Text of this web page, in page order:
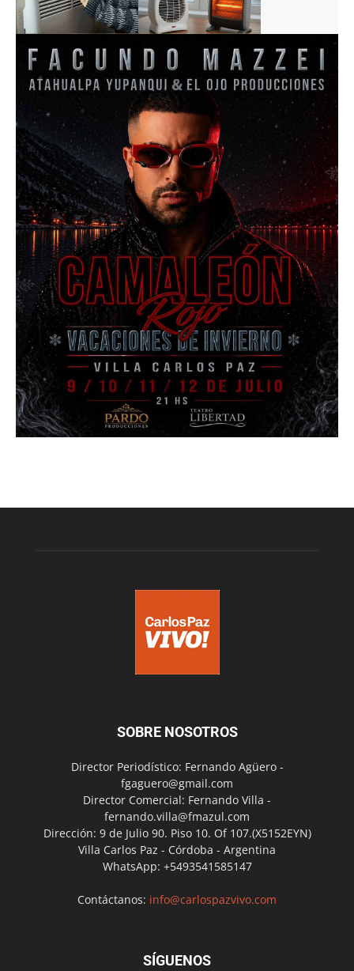
SOBRE NOSOTROS
Director Periodístico: Fernando Agüero -
fgaguero@gmail.com
Director Comercial: Fernando Villa -
fernando.villa@fmazul.com
Dirección: 9 de Julio 90. Piso 10. Of 107.(X5152EYN)
Villa Carlos Paz - Córdoba - Argentina
WhatsApp: +5493541585147
Contáctanos: info@carlospazvivo.com
SÍGUENOS